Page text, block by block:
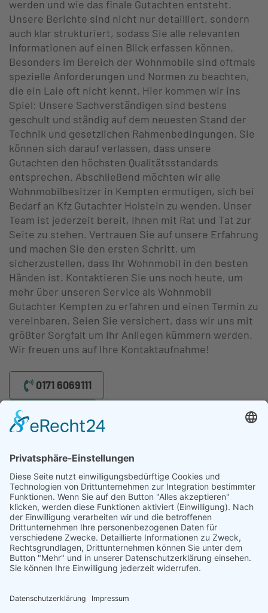
werden und wie das finale Gutachten entsteht.
Unsere Berichte sind nicht nur detailliert, sondern
auch klar strukturiert, sodass Sie alle relevanten
Informationen auf einen Blick erfassen können.
Besonders im Bereich der Wohnmobile sind oftmals
spezielle Anforderungen und Normen zu beachten,
die ein Laie oft nicht kennt. Hier kommen wir ins
Spiel: Unsere Sachverständigen sind bestens
geschult und ständig auf dem neuesten Stand der
Technik und gesetzlichen Rahmenbedingungen. Sie
können sich darauf verlassen, dass unsere
Gutachten den höchsten Qualitätsstandards
entsprechen. Abschließend möchten wir alle
Wohnmobilbesitzer in Kempten ermutigen, sich bei
Bedarf an Kfz Gutachter Holstein zu wenden. Unser
Team ist jederzeit bereit, Ihnen mit Rat und Tat zur
Seite zu stehen. Vertrauen Sie auf unsere Erfahrung
und machen Sie den ersten Schritt, um
sicherzustellen, dass Ihr Wohnmobil in den besten
Händen ist. Kontaktieren Sie uns noch heute, um
mehr über unseren Service als Wohnmobil
Gutachter Kempten zu erfahren und einen Termin zu
vereinbaren. Seien Sie versichert, dass wir uns mit
größter Sorgfalt um Ihr Anliegen kümmern werden.
Wir freuen uns auf Ihre Kontaktaufnahme!
0171 6069111
Ihr Gutachter für Wohnmobile. Wir helfen Ihnen bei einem
unverschuldeten Unfall. Schnell und präzise.